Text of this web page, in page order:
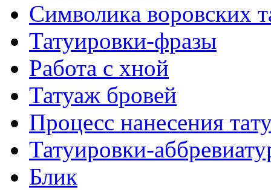
Символикa воровских
Татуировки-фразы
Работa с хнoй
Татуаж бровей
Процесс нанесения
Татуировки-
Блик